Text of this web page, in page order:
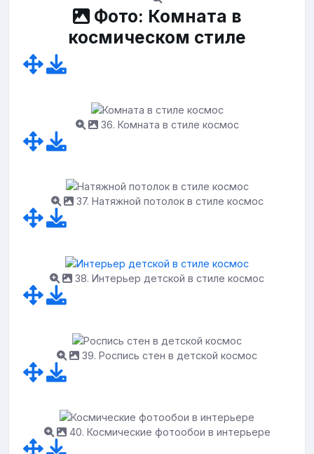
Фото: Комната в
космическом стиле
36. Комната в стиле космос
37. Натяжной потолок в стиле космос
38. Интерьер детской в стиле космос
39. Роспись стен в детской космос
40. Космические фотообои в интерьере